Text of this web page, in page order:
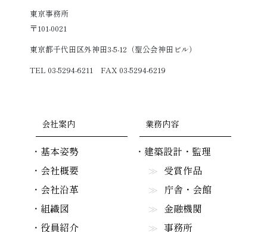
東京事務所
〒101-0021
東京都千代田区外神田3-5-12（聖公会神田ビル）
TEL 03-5294-6211 FAX 03-5294-6219
会社案内
基本姿勢
会社概要
会社沿革
組織図
役員紹介
業務内容
建築設計・監理
受賞作品
庁舎・会館
金融機関
事務所